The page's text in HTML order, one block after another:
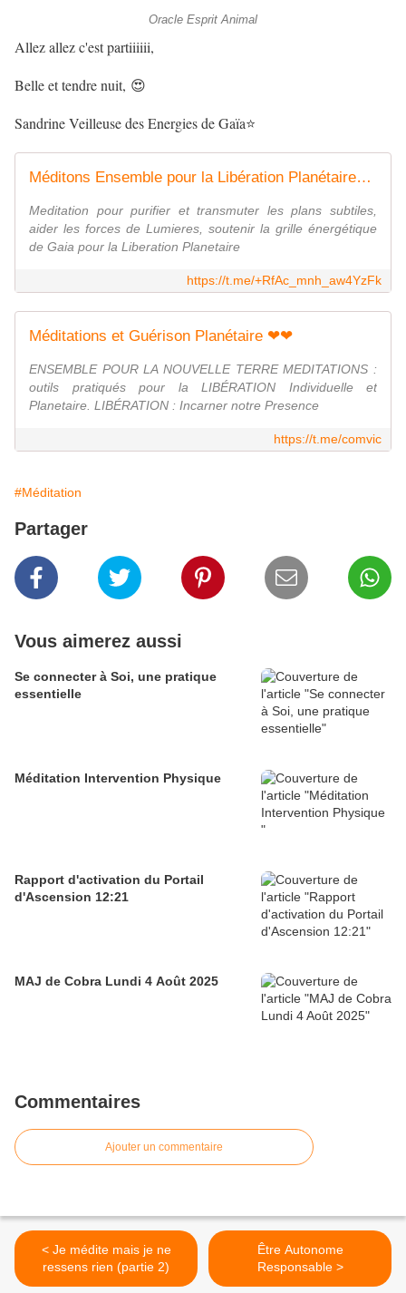
Oracle Esprit Animal
Allez allez c'est partiiiiii,
Belle et tendre nuit, 😍
Sandrine Veilleuse des Energies de Gaïa⭐
Méditons Ensemble pour la Libération Planétaire🌎❤️🐬
Meditation pour purifier et transmuter les plans subtiles,
aider les forces de Lumieres, soutenir la grille énergétique
de Gaia pour la Liberation Planetaire
https://t.me/+RfAc_mnh_aw4YzFk
Méditations et Guérison Planétaire ❤❤
ENSEMBLE POUR LA NOUVELLE TERRE MEDITATIONS :
outils pratiqués pour la LIBÉRATION Individuelle et
Planetaire. LIBÉRATION : Incarner notre Presence
https://t.me/comvic
#Méditation
Partager
Vous aimerez aussi
Se connecter à Soi, une pratique
essentielle
Méditation Intervention Physique
Rapport d'activation du Portail
d'Ascension 12:21
MAJ de Cobra Lundi 4 Août 2025
Commentaires
Ajouter un commentaire
< Je médite mais je ne
ressens rien (partie 2)
Être Autonome
Responsable >